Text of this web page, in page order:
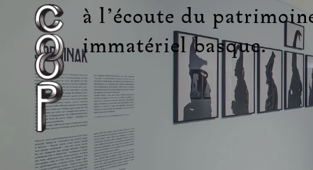
à l’écoute du
immatériel basque.